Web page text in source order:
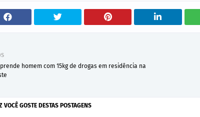
homem com 15kg de drogas em residência na
VOCÊ GOSTE DESTAS POSTAGENS